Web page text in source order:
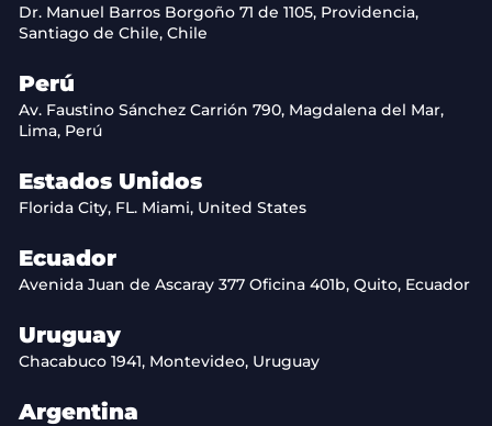
Dr. Manuel Barros Borgoño 71 de 1105, Providencia,
Santiago de Chile, Chile
Perú
Av. Faustino Sánchez Carrión 790, Magdalena del Mar,
Lima, Perú
Estados Unidos
Florida City, FL. Miami, United States
Ecuador
Avenida Juan de Ascaray 377 Oficina 401b, Quito, Ecuador
Uruguay
Chacabuco 1941, Montevideo, Uruguay
Argentina